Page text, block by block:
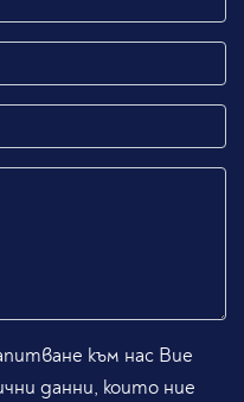
към нас Вие
данни, които ние